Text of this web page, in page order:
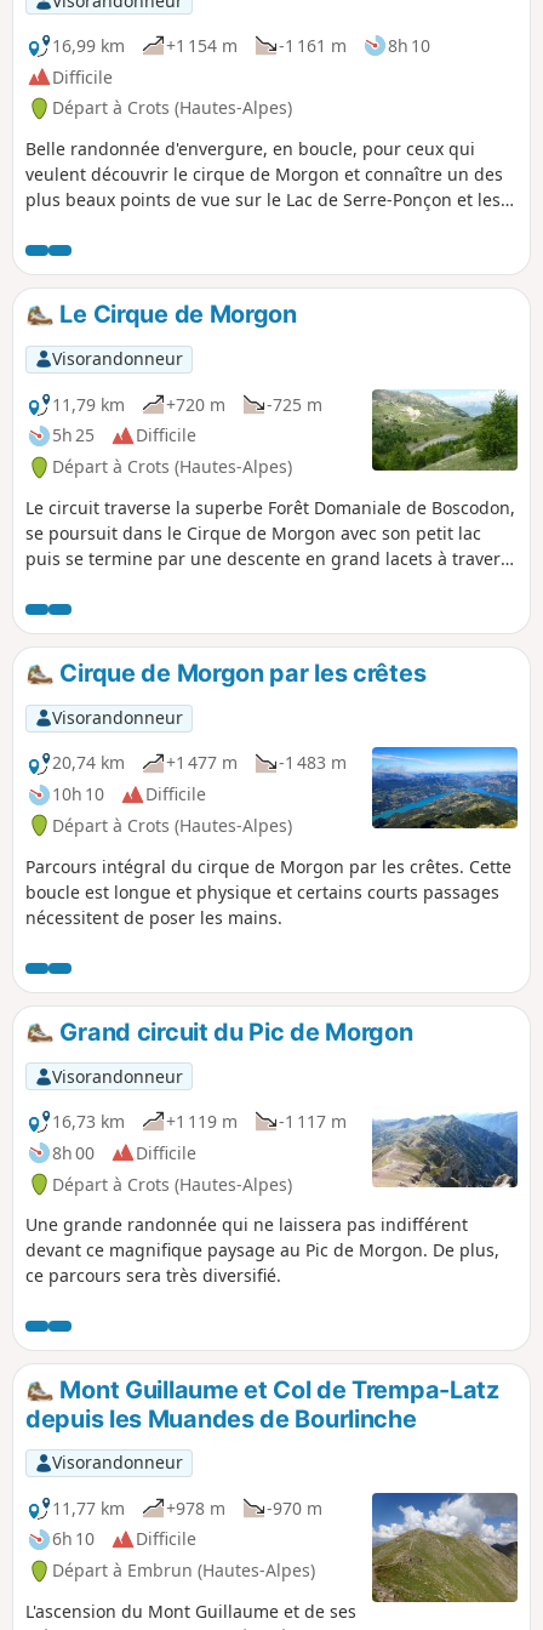
16,99 km
+1 154 m -1 161 m
8h 10
Difficile
Départ à Crots (Hautes-Alpes)
Belle randonnée d'envergure, en boucle, pour ceux qui
veulent découvrir le cirque de Morgon et connaître un des
plus beaux points de vue sur le Lac de Serre-Ponçon et les
période à privilégier.
Le Cirque de Morgon
Visorandonneur
11,79 km
+720 m
-725 m
5h 25
Difficile
Départ à Crots (Hautes-Alpes)
Le circuit traverse la superbe Forêt Domaniale de Boscodon,
se poursuit dans le Cirque de Morgon avec son petit lac
puis se termine par une descente en grand lacets à travers
trajet, quelques belvédères permettent des vues splendides
sur le Lac de Serre-Ponçon, le Pic de Morgon et le Cirque de
Bragousse.
Cirque de Morgon par les crêtes
Visorandonneur
20,74 km
+1 477 m
-1 483 m
10h 10
Difficile
Départ à Crots (Hautes-Alpes)
Parcours intégral du cirque de Morgon par les crêtes. Cette
boucle est longue et physique et certains courts passages
nécessitent de poser les mains.
Grand circuit du Pic de Morgon
Visorandonneur
16,73 km
+1 119 m
-1 117 m
8h 00
Difficile
Départ à Crots (Hautes-Alpes)
Une grande randonnée qui ne laissera pas indifférent
devant ce magnifique paysage au Pic de Morgon. De plus,
ce parcours sera très diversifié.
Mont Guillaume et Col de Trempa-Latz
depuis les Muandes de Bourlinche
Visorandonneur
11,77 km
+978 m
-970 m
6h 10
Difficile
Départ à Embrun (Hautes-Alpes)
L'ascension du Mont Guillaume et de ses